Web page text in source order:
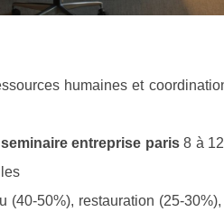
humaines et
entreprise paris8 à 12
(40-50%), restauration (25-